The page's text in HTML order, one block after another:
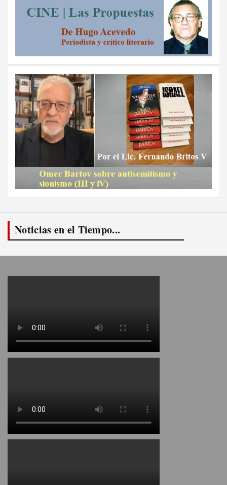
Noticias en el Tiempo...